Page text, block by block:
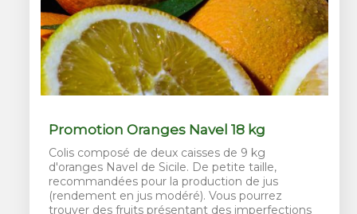
Promotion Oranges Navel 18 kg
Colis composé de deux caisses de 9 kg
d'oranges Navel de Sicile. De petite taille,
recommandées pour la production de jus
(rendement en jus modéré). Vous pourrez
trouver des fruits présentant des imperfections